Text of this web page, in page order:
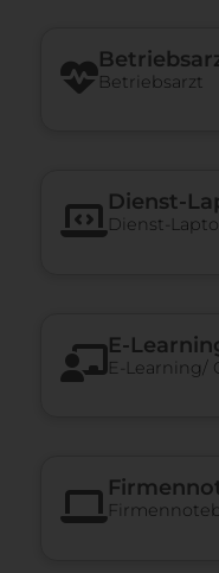
Betriebsarzt
Dienst-
Dienst-
E-​
E-​Learning/